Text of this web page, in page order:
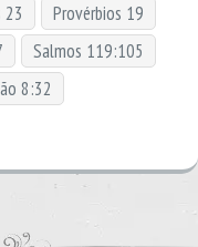
23
Provérbios 19
Salmos 119:105
8:32